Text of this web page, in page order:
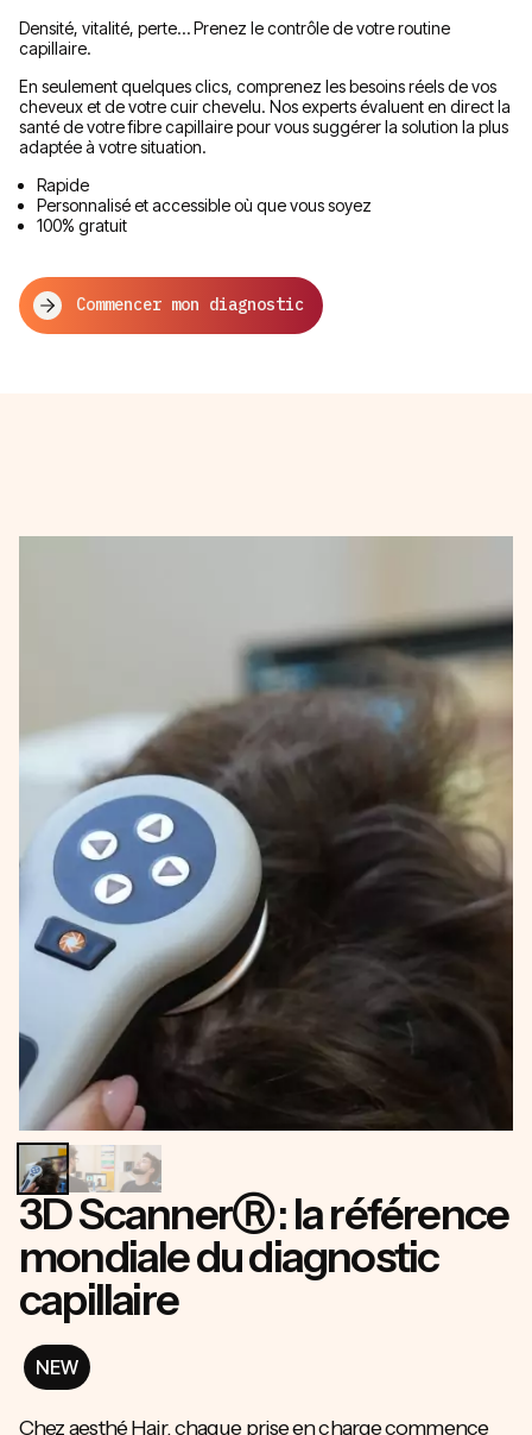
Densité, vitalité, perte… Prenez le contrôle de votre routine
capillaire.
En seulement quelques clics, comprenez les besoins réels de vos
cheveux et de votre cuir chevelu. Nos experts évaluent en direct la
santé de votre fibre capillaire pour vous suggérer la solution la plus
adaptée à votre situation.
Rapide
Personnalisé et accessible où que vous soyez
100% gratuit
Commencer mon diagnostic
3D ScannerⓇ : la référence
mondiale du diagnostic
capillaire
NEW
Chez aesthé Hair, chaque prise en charge commence